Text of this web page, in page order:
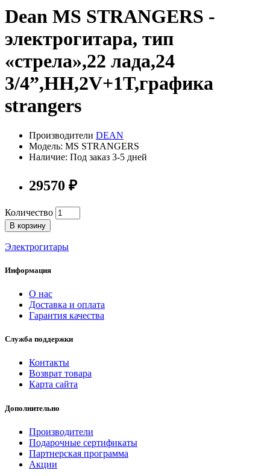
Dean MS STRANGERS -
электрогитара, тип
«стрела»,22 лада,24
3/4”,HH,2V+1T,графика
strangers
Производители DEAN
Модель: MS STRANGERS
Наличие: Под заказ 3-5 дней
29570 ₽
Количество
В корзину
Электрогитары
Информация
О нас
Доставка и оплата
Гарантия качества
Служба поддержки
Контакты
Возврат товара
Карта сайта
Дополнительно
Производители
Подарочные сертификаты
Партнерская программа
Акции